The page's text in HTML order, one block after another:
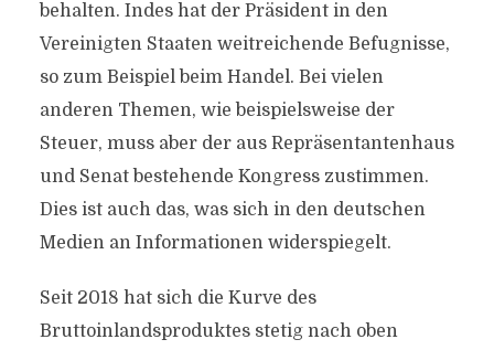
behalten. Indes hat der Präsident in den
Vereinigten Staaten weitreichende Befugnisse,
so zum Beispiel beim Handel. Bei vielen
anderen Themen, wie beispielsweise der
Steuer, muss aber der aus Repräsentantenhaus
und Senat bestehende Kongress zustimmen.
Dies ist auch das, was sich in den deutschen
Medien an Informationen widerspiegelt.
Seit 2018 hat sich die Kurve des
Bruttoinlandsproduktes stetig nach oben